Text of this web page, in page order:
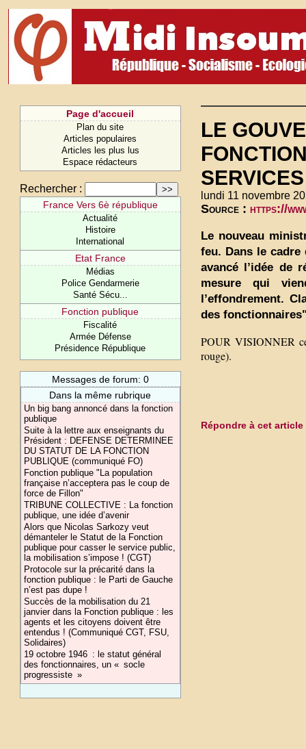
Page d'accueil
Plan du site
Articles populaires
Articles les plus lus
Espace rédacteurs
Rechercher :
France Vers 6è république
Actualité
Histoire
International
Etat France
Médias
Police Gendarmerie
Santé Sécu...
Fonction publique
Fiscalité
Armée Défense
Présidence République
Messages de forum: 0
Dans la même rubrique
Un big bang annoncé dans la fonction
publique
Suite à la lettre aux enseignants du
Président : DEFENSE DETERMINEE
DU STATUT DE LA FONCTION
PUBLIQUE (communiqué FO)
Fonction publique "La population
française n’acceptera pas le coup de
force de Fillon"
TRIBUNE COLLECTIVE : La fonction
publique, une idée d’avenir
Alors que Nicolas Sarkozy veut
démanteler le Statut de la Fonction
publique pour casser le service public,
la mobilisation s’impose ! (CGT)
Protocole sur la précarité dans la
fonction publique : le Parti de Gauche
n’est pas dupe !
Succès de la mobilisation du 21
janvier dans la Fonction publique : les
agents et les citoyens doivent être
entendus ! (Communiqué CGT, FSU,
Solidaires)
19 octobre 1946 : le statut général
des fonctionnaires, un « socle
progressiste »
LE
lundi 11 novembre
Source : https://
Le nouveau
feu. Dans le cadre
avancé l’idée de
mesure qui
l’effondrement.
des
POUR VISIONNER
rouge).
Répondre à cet article